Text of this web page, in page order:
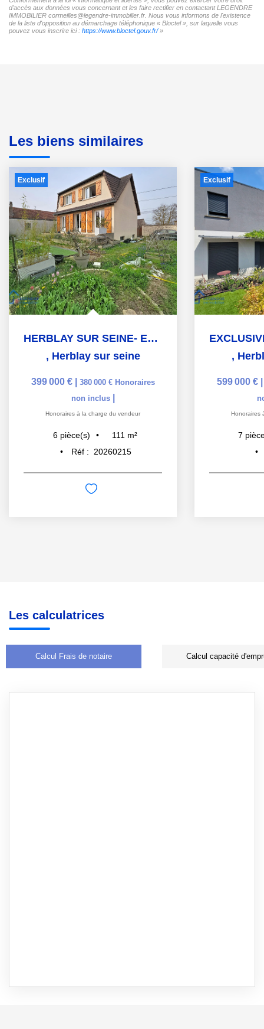
d'accès aux données vous concernant et les faire rectifier en contactant LEGENDRE
IMMOBILIER cormeilles@legendre-immobilier.fr. Nous vous informons de l'existence
de la liste d'opposition au démarchage téléphonique « Bloctel », sur laquelle vous
pouvez vous inscrire ici : https://www.bloctel.gouv.fr/»
Les biens similaires
Exclusif
HERBLAY SUR SEINE- EXCLUSIVITE- LES CAILLOUX GRIS
, Herblay sur seine
399 000 € 380 000 € Honoraires
non inclus
Honoraires à la charge du vendeur
6 pièce(s) 111 m²
Réf :
20260215
Exclusif
,
599 000 €
Honoraires
7
Les calculatrices
Calcul Frais de notaire Calcul capacité